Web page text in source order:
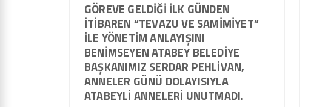
GÖREVE GELDIĞI ILK GÜNDEN
ITIBAREN “TEVAZU VE SAMIMIYET”
ILE YÖNETIM ANLAYIŞINI
BENIMSEYEN ATABEY BELEDIYE
BAŞKANIMIZ SERDAR PEHLIVAN,
ANNELER GÜNÜ DOLAYISIYLA
ATABEYLI ANNELERI UNUTMADI.